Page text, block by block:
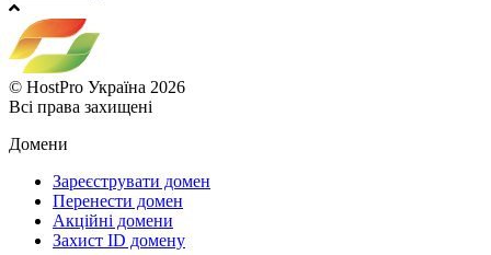
© HostPro Україна 2026
Всі права захищені
Домени
Зареєструвати домен
Перенести домен
Акційні домени
Захист ID домену